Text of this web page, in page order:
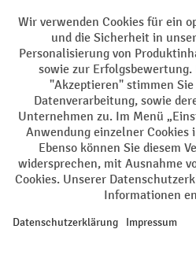
Impressum
Barrierefreiheit Grounding
Alle Preise exkl. gesetzl.
Nachnahmegebühren, wenn nicht
¹ Der Rabatt gilt so lange der Vorrat
oder Gutscheinen ist nicht möglich. | ²